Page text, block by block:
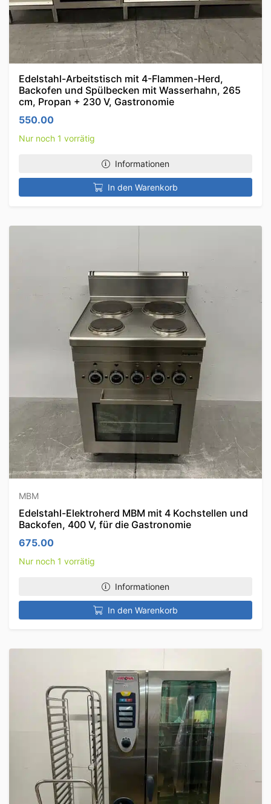
Edelstahl-Arbeitstisch mit 4-Flammen-Herd,
Backofen und Spülbecken mit Wasserhahn, 265
cm, Propan + 230 V, Gastronomie
550.00
Nur noch 1 vorrätig
Informationen
In den Warenkorb
MBM
Edelstahl-Elektroherd MBM mit 4 Kochstellen und
Backofen, 400 V, für die Gastronomie
675.00
Nur noch 1 vorrätig
Informationen
In den Warenkorb